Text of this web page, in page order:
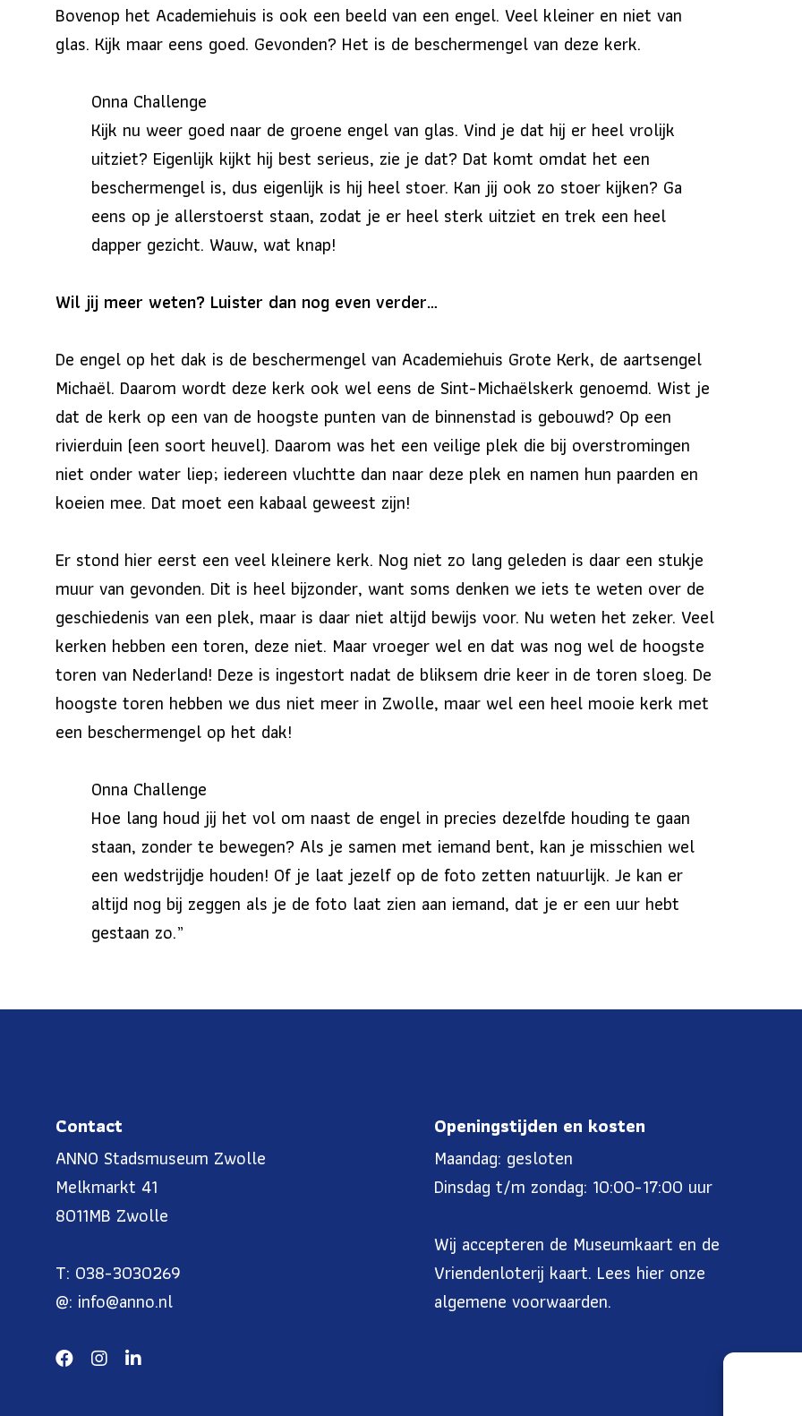
Bovenop het Academiehuis is ook een beeld van een engel. Veel kleiner en niet van
glas. Kijk maar eens goed. Gevonden? Het is de beschermengel van deze kerk.
Onna Challenge
Kijk nu weer goed naar de groene engel van glas. Vind je dat hij er heel vrolijk
uitziet? Eigenlijk kijkt hij best serieus, zie je dat? Dat komt omdat het een
beschermengel is, dus eigenlijk is hij heel stoer. Kan jij ook zo stoer kijken? Ga
eens op je allerstoerst staan, zodat je er heel sterk uitziet en trek een heel
dapper gezicht. Wauw, wat knap!
Wil jij meer weten? Luister dan nog even verder…
De engel op het dak is de beschermengel van Academiehuis Grote Kerk, de aartsengel
Michaël. Daarom wordt deze kerk ook wel eens de Sint-Michaëlskerk genoemd. Wist je
dat de kerk op een van de hoogste punten van de binnenstad is gebouwd? Op een
rivierduin (een soort heuvel). Daarom was het een veilige plek die bij overstromingen
niet onder water liep; iedereen vluchtte dan naar deze plek en namen hun paarden en
koeien mee. Dat moet een kabaal geweest zijn!
Er stond hier eerst een veel kleinere kerk. Nog niet zo lang geleden is daar een stukje
muur van gevonden. Dit is heel bijzonder, want soms denken we iets te weten over de
geschiedenis van een plek, maar is daar niet altijd bewijs voor. Nu weten het zeker. Veel
kerken hebben een toren, deze niet. Maar vroeger wel en dat was nog wel de hoogste
toren van Nederland! Deze is ingestort nadat de bliksem drie keer in de toren sloeg. De
hoogste toren hebben we dus niet meer in Zwolle, maar wel een heel mooie kerk met
een beschermengel op het dak!
Onna Challenge
Hoe lang houd jij het vol om naast de engel in precies dezelfde houding te gaan
staan, zonder te bewegen? Als je samen met iemand bent, kan je misschien wel
een wedstrijdje houden! Of je laat jezelf op de foto zetten natuurlijk. Je kan er
altijd nog bij zeggen als je de foto laat zien aan iemand, dat je er een uur hebt
gestaan zo.”
Contact
ANNO Stadsmuseum Zwolle
Melkmarkt 41
8011MB Zwolle
T: 038-3030269
@: info@anno.nl
Openingstijden en kosten
Maandag: gesloten
Dinsdag t/m zondag: 10:00-17:00 uur
Wij accepteren de Museumkaart en de
Vriendenloterij kaart. Lees hier onze
algemene voorwaarden.